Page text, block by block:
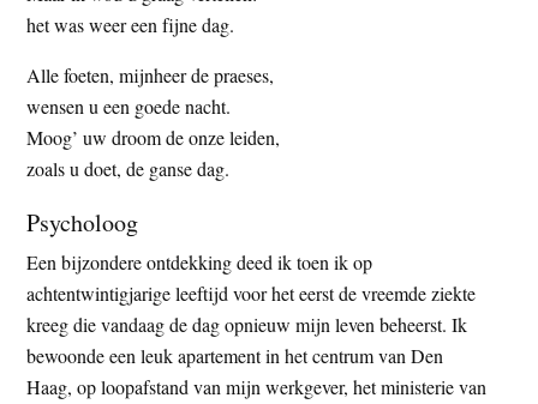
het was weer een fijne dag.
Alle foeten, mijnheer de praeses,
wensen u een goede nacht.
Moog’ uw droom de onze leiden,
zoals u doet, de ganse dag.
Psycholoog
Een bijzondere ontdekking deed ik toen ik op
achtentwintigjarige leeftijd voor het eerst de vreemde ziekte
kreeg die vandaag de dag opnieuw mijn leven beheerst. Ik
bewoonde een leuk apartement in het centrum van Den
Haag, op loopafstand van mijn werkgever, het ministerie van